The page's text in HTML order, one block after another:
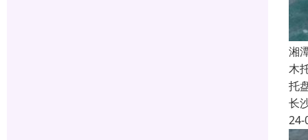
湘
木
托
长
24-